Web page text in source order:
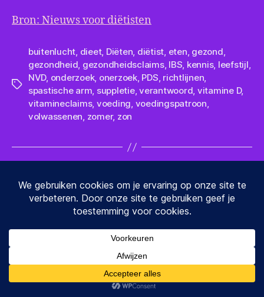
Bron: Nieuws voor diëtisten
Tags
buitenlucht, dieet, Diëten, diëtist, eten, gezond,
gezondheid, gezondheidsclaims, IBS, kennis, leefstijl,
NVD, onderzoek, onerzoek, PDS, richtlijnen,
spastische arm, suppletie,verantwoord, vitamine D,
vitamineclaims, voeding, voedingspatroon,
volwassenen, zomer, zon
Nieuw onderzoek naar
fewfoods-dieet bij ADHD
Berichtdatum
21 maart 2018